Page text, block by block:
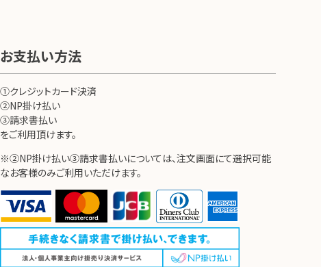
お支払い方法
①クレジットカード決済
②NP掛け払い
③請求書払い
をご利用頂けます。
※②NP掛け払い③請求書払いについては、注文画面にて選択可能
なお客様のみご利用いただけます。